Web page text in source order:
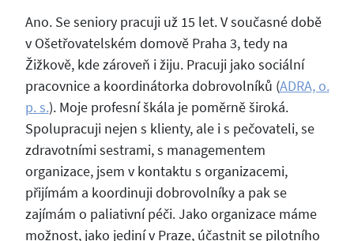
Ano. Se seniory pracuji už 15 let. V současné době
v Ošetřovatelském domově Praha 3, tedy na
Žižkově, kde zároveň i žiju. Pracuji jako sociální
pracovnice a koordinátorka dobrovolníků (ADRA, o.
p. s.). Moje profesní škála je poměrně široká.
Spolupracuji nejen s klienty, ale i s pečovateli, se
zdravotními sestrami, s managementem
organizace, jsem v kontaktu s organizacemi,
přijímám a koordinuji dobrovolníky a pak se
zajímám o paliativní péči. Jako organizace máme
možnost, jako jediní v Praze, účastnit se pilotního